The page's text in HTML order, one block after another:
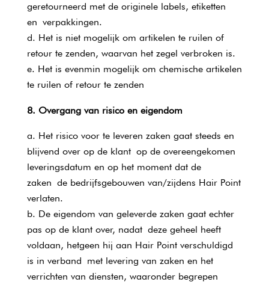
geretourneerd met de originele labels, etiketten
en verpakkingen.
Het is niet mogelijk om artikelen te ruilen of
retour te zenden, waarvan het zegel verbroken is.
Het is evenmin mogelijk om chemische artikelen
te ruilen of retour te zenden
8. Overgang van risico en eigendom
Het risico voor te leveren zaken gaat steeds en
blijvend over op de klant op de overeengekomen
leveringsdatum en op het moment dat de
zaken de bedrijfsgebouwen van/zijdens Hair Point
verlaten.
De eigendom van geleverde zaken gaat echter
pas op de klant over, nadat deze geheel heeft
voldaan, hetgeen hij aan Hair Point verschuldigd
is in verband met levering van zaken en het
verrichten van diensten, waaronder begrepen